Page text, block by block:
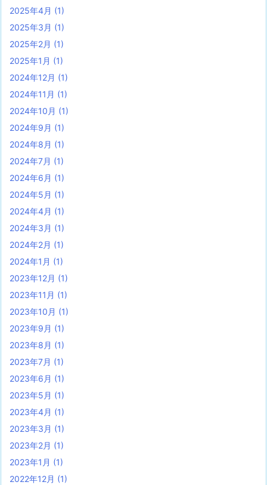
2025年4月 (1)
2025年3月 (1)
2025年2月 (1)
2025年1月 (1)
2024年12月 (1)
2024年11月 (1)
2024年10月 (1)
2024年9月 (1)
2024年8月 (1)
2024年7月 (1)
2024年6月 (1)
2024年5月 (1)
2024年4月 (1)
2024年3月 (1)
2024年2月 (1)
2024年1月 (1)
2023年12月 (1)
2023年11月 (1)
2023年10月 (1)
2023年9月 (1)
2023年8月 (1)
2023年7月 (1)
2023年6月 (1)
2023年5月 (1)
2023年4月 (1)
2023年3月 (1)
2023年2月 (1)
2023年1月 (1)
2022年12月 (1)